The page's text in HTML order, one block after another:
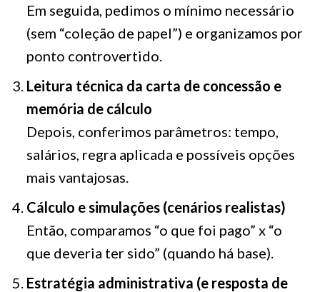
Em seguida, pedimos o mínimo necessário
(sem “coleção de papel”) e organizamos por
ponto controvertido.
Leitura técnica da carta de concessão e
memória de cálculo
Depois, conferimos parâmetros: tempo,
salários, regra aplicada e possíveis opções
mais vantajosas.
Cálculo e simulações (cenários realistas)
Então, comparamos “o que foi pago” x “o
que deveria ter sido” (quando há base).
Estratégia administrativa (e resposta de